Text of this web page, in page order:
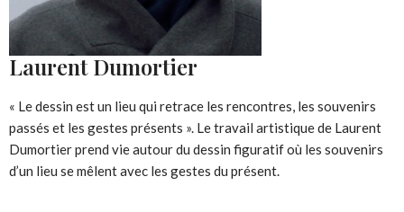
Laurent Dumortier
« Le dessin est un lieu qui retrace les rencontres, les souvenirs
passés et les gestes présents ». Le travail artistique de Laurent
Dumortier prend vie autour du dessin figuratif où les souvenirs
d’un lieu se mêlent avec les gestes du présent.